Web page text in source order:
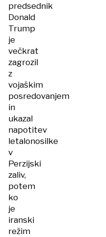
predsednik
Donald
Trump
je
večkrat
zagrozil
z
vojaškim
posredovanjem
in
ukazal
napotitev
letalonosilke
v
Perzijski
zaliv,
potem
ko
je
iranski
režim